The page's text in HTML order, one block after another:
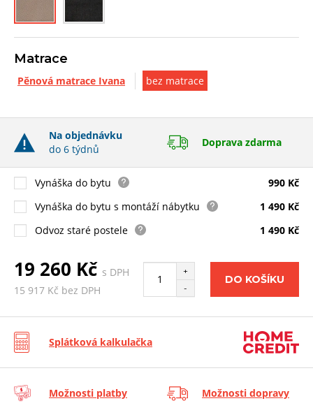
Matrace
Pěnová matrace Ivana bez matrace
Na objednávku
do 6 týdnů
Doprava zdarma
Vynáška do bytu
990 Kč
Vynáška do bytu s montáží nábytku
1 490 Kč
Odvoz staré postele
1 490 Kč
19 260 Kč s DPH
15 917 Kč bez DPH
+
-
DO KOŠÍKU
Splátková kalkulačka
Možnosti platby Možnosti dopravy